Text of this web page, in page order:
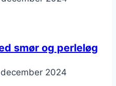
smør og perleløg
2024